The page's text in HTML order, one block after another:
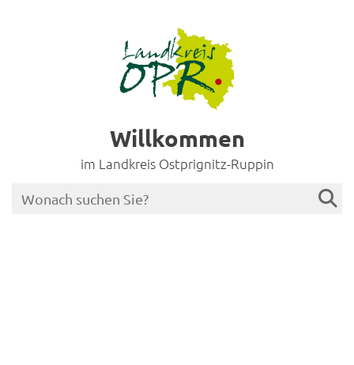
Willkommen
im Landkreis Ostprignitz-Ruppin